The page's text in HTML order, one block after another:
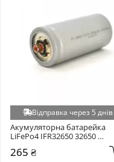
Відправка через 5 днів
Акумуляторна батарейка
LiFePo4 IFR32650 32650
265 ₴